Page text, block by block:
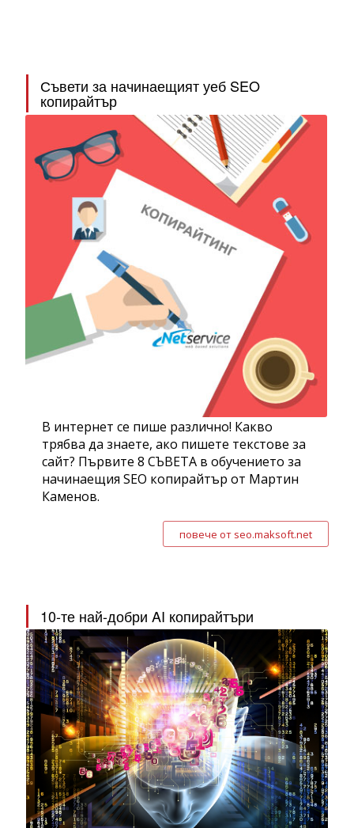
Съвети за начинаещият уеб SEO
копирайтър
В интернет се пише различно! Какво
трябва да знаете, ако пишете текстове за
сайт? Първите 8 СЪВЕТА в обучението за
начинаещия SEO копирайтър от Мартин
Каменов.
повече от seo.maksoft.net
10-те най-добри AI копирайтъри